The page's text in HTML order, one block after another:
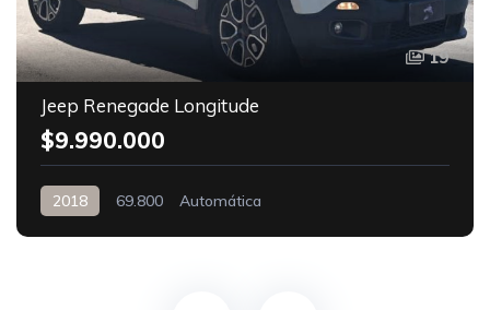
19
Jeep Renegade Longitude
$9.990.000
2018 69.800 Automática